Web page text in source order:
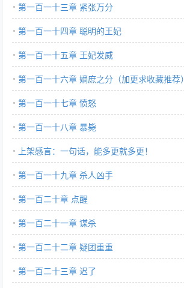
第一百一十三章 紧张万分
第一百一十四章 聪明的王妃
第一百一十五章 王妃发威
第一百一十六章 嫡庶之分（加更求收藏推荐）
第一百一十七章 愤怒
第一百一十八章 暴毙
上架感言：一句话，能多更就多更！
第一百一十九章 杀人凶手
第一百二十章 点醒
第一百二十一章 谋杀
第一百二十二章 疑团重重
第一百二十三章 迟了